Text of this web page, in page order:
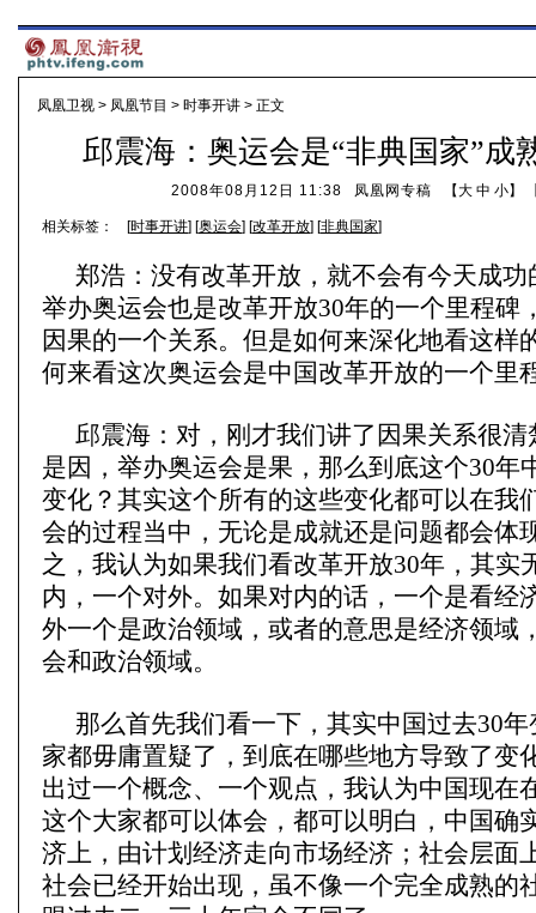
凤凰卫视 > 凤凰节目 > 时事开讲 > 正文
邱震海：奥运会是“非典国家”成
2008年08月12日 11:38 凤凰网专稿 【大 中 小】
相关标签： [时事开讲] [奥运会] [改革开放] [非典国家]
郑浩：没有改革开放，就不会有今天成
举办奥运会也是改革开放30年的一个里程碑
因果的一个关系。但是如何来深化地看这样
何来看这次奥运会是中国改革开放的一个里
邱震海：对，刚才我们讲了因果关系很
是因，举办奥运会是果，那么到底这个30年
变化？其实这个所有的这些变化都可以在我
会的过程当中，无论是成就还是问题都会体
之，我认为如果我们看改革开放30年，其实
内，一个对外。如果对内的话，一个是看经
外一个是政治领域，或者的意思是经济领域
会和政治领域。
那么首先我们看一下，其实中国过去30
家都毋庸置疑了，到底在哪些地方导致了变
出过一个概念、一个观点，我认为中国现在
这个大家都可以体会，都可以明白，中国确
济上，由计划经济走向市场经济；社会层面
社会已经开始出现，虽不像一个完全成熟的